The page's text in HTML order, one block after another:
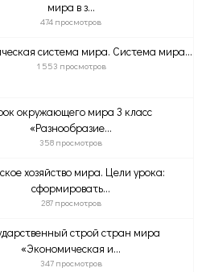
мира в з...
474 просмотров
система мира. Система мира...
1 553 просмотров
окружающего мира 3 класс
«Разнообразие...
358 просмотров
хозяйство мира. Цели урока:
сформировать...
287 просмотров
строй стран мира
«Экономическая и...
347 просмотров